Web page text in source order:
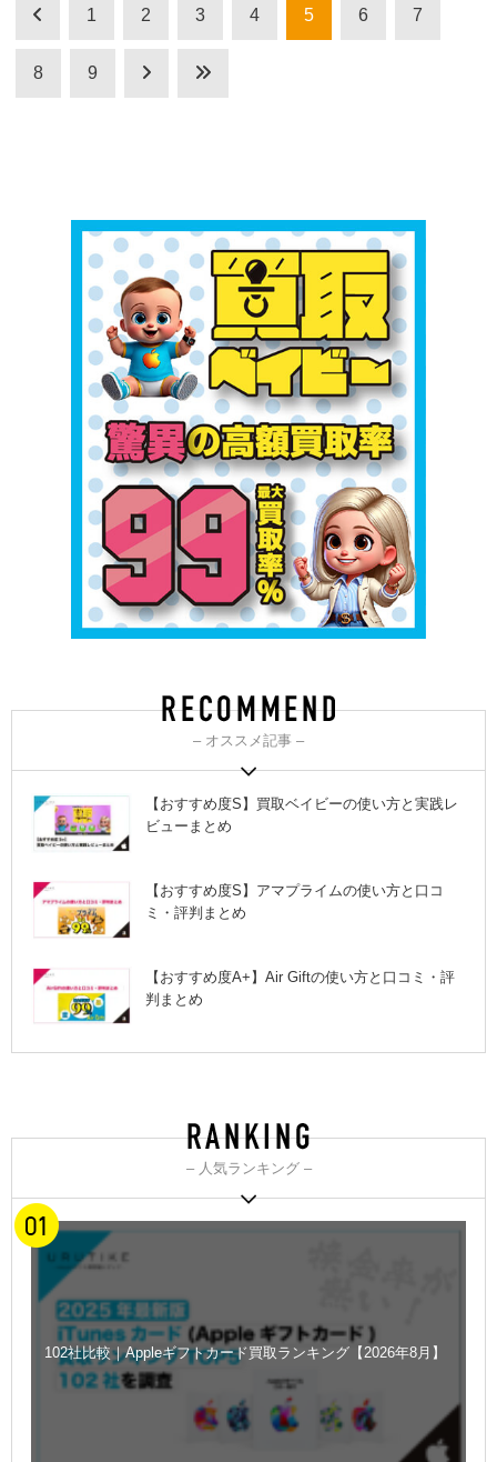
1 2 3 4 5 6 7
8 9
– オススメ記事 –
【おすすめ度S】買取ベイビーの使い方と実践レ
ビューまとめ
【おすすめ度S】アマプライムの使い方と口コ
ミ・評判まとめ
【おすすめ度A+】Air Giftの使い方と口コミ・評
判まとめ
– 人気ランキング –
102社比較｜Appleギフトカード買取ランキング【2026年8月】